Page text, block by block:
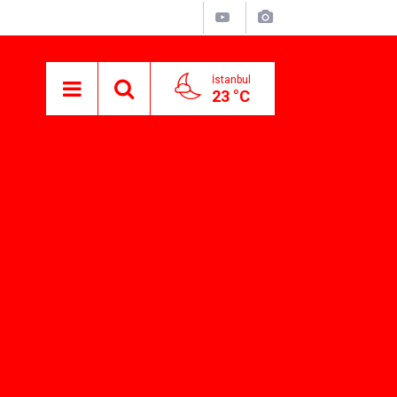
İstanbul
23 °C